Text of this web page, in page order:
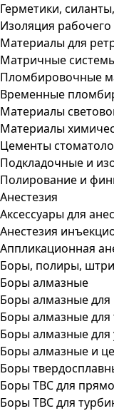
Герметики,
Изоляция
Материалы для
Матричные
Пломбировочные
Временные
Материалы
Материалы
Цементы
Подкладочные и
Полирование и
Анестезия
Аксессуары для
Анестезия
Аппликационная
Боры, полиры,
Боры алмазные
Боры алмазные для
Боры алмазные для
Боры алмазные для
Боры алмазные и
Боры
Боры ТВС для
Боры ТВС для